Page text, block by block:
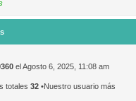
el Agosto 6, 2025, 11:08 am
totales 32 •Nuestro usuario más